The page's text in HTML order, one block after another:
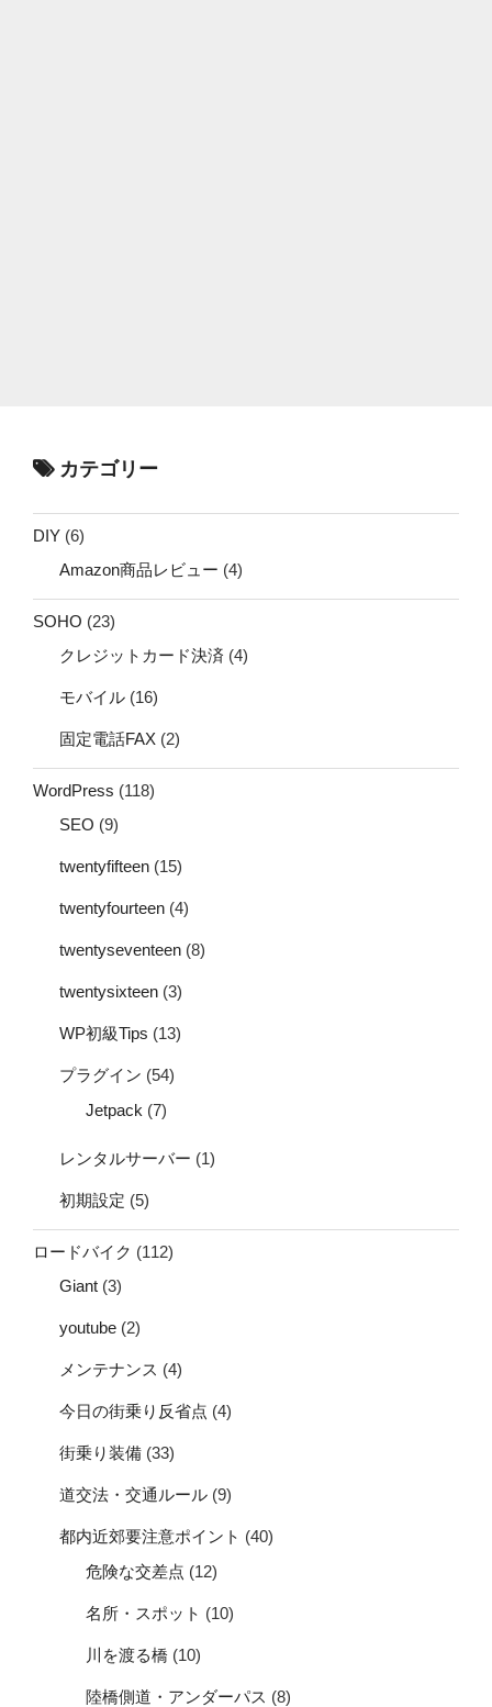
カテゴリー
DIY (6)
Amazon商品レビュー (4)
SOHO (23)
クレジットカード決済 (4)
モバイル (16)
固定電話FAX (2)
WordPress (118)
SEO (9)
twentyfifteen (15)
twentyfourteen (4)
twentyseventeen (8)
twentysixteen (3)
WP初級Tips (13)
プラグイン (54)
Jetpack (7)
レンタルサーバー (1)
初期設定 (5)
ロードバイク (112)
Giant (3)
youtube (2)
メンテナンス (4)
今日の街乗り反省点 (4)
街乗り装備 (33)
道交法・交通ルール (9)
都内近郊要注意ポイント (40)
危険な交差点 (12)
名所・スポット (10)
川を渡る橋 (10)
陸橋側道・アンダーパス (8)